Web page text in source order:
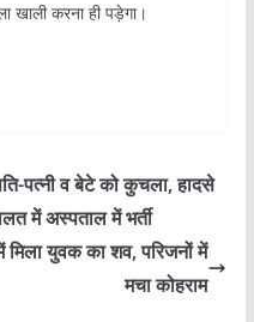
खाली करना ही पड़ेगा।
पत्नी व बेटे को कुचला, हादसे
में अस्पताल में भर्ती
युवक का शव, परिजनों में
मचा कोहराम